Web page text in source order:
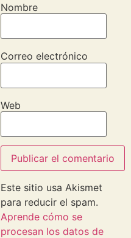
Nombre
Correo electrónico
Web
Este sitio usa Akismet
para reducir el spam.
Aprende cómo se
procesan los datos de